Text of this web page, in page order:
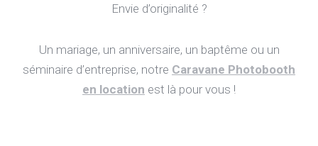
Envie d’originalité ?
Un mariage, un anniversaire, un baptême ou un
séminaire d’entreprise, notre Caravane Photobooth
en location est là pour vous !